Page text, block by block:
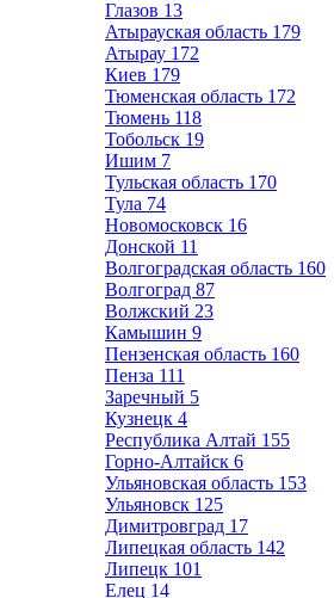
Глазов 13
Атырауская область 179
Атырау 172
Киев 179
Тюменская область 172
Тюмень 118
Тобольск 19
Ишим 7
Тульская область 170
Тула 74
Новомосковск 16
Донской 11
Волгоградская область 160
Волгоград 87
Волжский 23
Камышин 9
Пензенская область 160
Пенза 111
Заречный 5
Кузнецк 4
Республика Алтай 155
Горно-Алтайск 6
Ульяновская область 153
Ульяновск 125
Димитровград 17
Липецкая область 142
Липецк 101
Елец 14